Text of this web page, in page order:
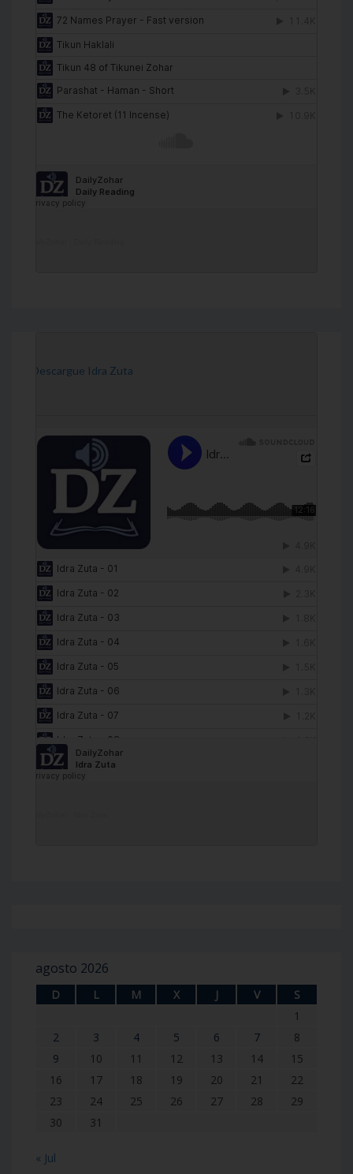
[Descargue Idra Zuta
agosto 2026
D L M X J V
S
1
2
3 4 5 6 7
8
9
10 11 12 13 14
15
16
17 18 19 20 21
22
23
24 25 26 27 28
29
30
31
« Jul